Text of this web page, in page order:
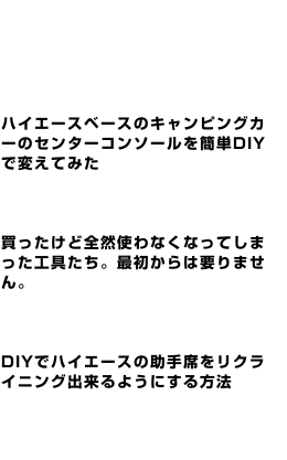
ハイエースベースのキャンピングカ
ーのセンターコンソールを簡単DIY
で変えてみた
買ったけど全然使わなくなってしま
った工具たち。最初からは要りませ
ん。
DIYでハイエースの助手席をリクラ
イニング出来るようにする方法